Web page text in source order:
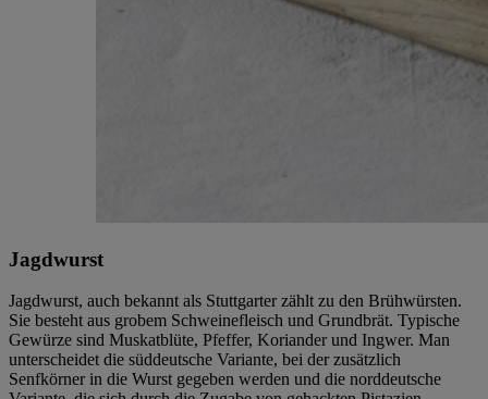
Jagdwurst
Jagdwurst, auch bekannt als Stuttgarter zählt zu den Brühwürsten.
Sie besteht aus grobem Schweinefleisch und Grundbrät. Typische
Gewürze sind Muskatblüte, Pfeffer, Koriander und Ingwer. Man
unterscheidet die süddeutsche Variante, bei der zusätzlich
Senfkörner in die Wurst gegeben werden und die norddeutsche